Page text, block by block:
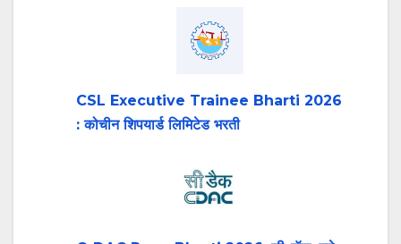
CSL Executive Trainee Bharti 2026
: कोचीन शिपयार्ड लिमिटेड भरती